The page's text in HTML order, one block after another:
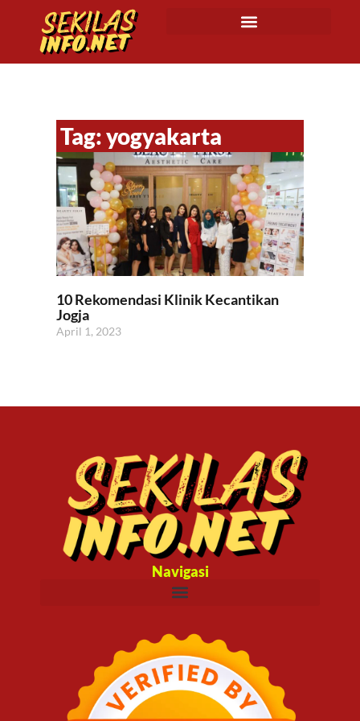
Tag: yogyakarta
10 Rekomendasi Klinik Kecantikan
Jogja
April 1, 2023
Navigasi